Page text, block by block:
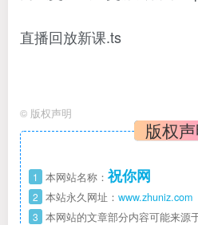
直播回放新课.ts
© 版权声明
版权
1 本网站名称： 祝你网
2 本站永久网址： www.zhuniz.com
3 本网站的文章部分内容可能来源